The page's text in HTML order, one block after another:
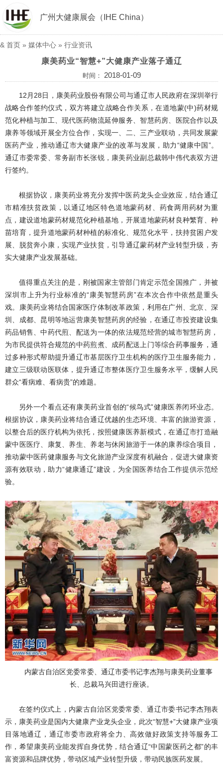
广州大健康展会（IHE China）
& 首页 » 媒体中心 » 行业资讯
康美药业“智慧+”大健康产业落子通辽
时间： 2018-01-09
12月28日，康美药业股份有限公司与通辽市人民政府在深圳举行
战略合作签约仪式，双方将建立战略合作关系，在道地蒙(中)药材规
范化种植与加工、现代医药物流延伸服务、智慧药房、医院合作以及
康养等领域开展全方位合作，实现一、二、三产业联动，共同发展蒙
医药产业，推动通辽市大健康产业的改革与发展，助力“健康中国”。
通辽市委常委、常务副市长张锐，康美药业副总裁韩中伟代表双方进
行签约。
根据协议，康美药业将充分发挥中医药龙头企业效应，结合通辽
市精准扶贫政策，以通辽地区特色道地蒙药材、药食两用药材为重
点，建设道地蒙药材规范化种植基地，开展道地蒙药材良种繁育、种
苗培育，提升道地蒙药材种植的标准化、规范化水平，扶持贫困户发
展、脱贫奔小康，实现产业扶贫，引导通辽蒙药材产业转型升级，夯
实大健康产业发展基础。
值得重点关注的是，刚被国家主管部门肯定示范全国推广，并被
深圳市上升为行业标准的“康美智慧药房”在本次合作中依然是重头
戏。康美药业将结合国家医疗体制改革政策，利用在广州、北京、深
圳、成都、昆明等地运营康美智慧药房的经验，在通辽市投资建设集
药品销售、中药代煎、配送为一体的依法规范经营的城市智慧药房，
为市民提供符合规范的中药煎煮、成药配送上门等综合药事服务，通
过多种形式帮助提升通辽市基层医疗卫生机构的医疗卫生服务能力，
建立三级联动医联体，提升通辽市整体医疗卫生服务水平，缓解人民
群众“看病难、看病贵”的难题。
另外一个看点还有康美药业首创的“候鸟式”健康医养闭环业态。
根据协议，康美药业将结合通辽优越的生态环境、丰富的旅游资源，
以整合后的医疗机构为依托，按照健康医养新模式，在通辽市打造融
蒙中医医疗、康复、养生、养老与休闲旅游于一体的康养综合项目，
推动蒙中医药健康服务与文化旅游产业深度有机融合，促进大健康资
源有效联动，助力“健康通辽”建设，为全国医养结合工作提供示范经
验。
内蒙古自治区党委常委、通辽市委书记李杰翔与康美药业董事
长、总裁马兴田进行座谈。
在签约仪式上，内蒙古自治区党委常委、通辽市委书记李杰翔表
示，康美药业是国内大健康产业龙头企业，此次“智慧+”大健康产业项
目落地通辽，通辽市委市政府将全力、高效做好政策支持等服务工
作，希望康美药业能发挥自身优势，结合通辽“中国蒙医药之都”的丰
富资源和品牌优势，带动区域产业转型升级，带动民族医药发展。